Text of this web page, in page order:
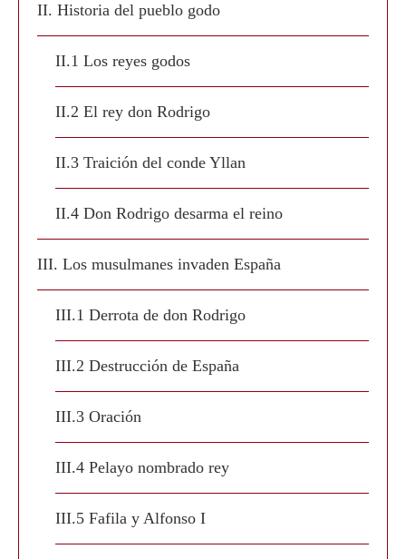
II. Historia del pueblo godo
II.1 Los reyes godos
II.2 El rey don Rodrigo
II.3 Traición del conde Yllan
II.4 Don Rodrigo desarma el reino
III. Los musulmanes invaden España
III.1 Derrota de don Rodrigo
III.2 Destrucción de España
III.3 Oración
III.4 Pelayo nombrado rey
III.5 Fafila y Alfonso I